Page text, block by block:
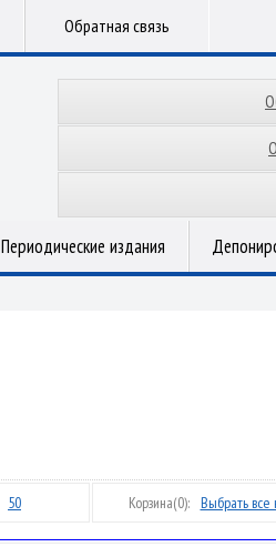
Обратная связь
Периодические издания
50 Корзина(0): Выбрать все